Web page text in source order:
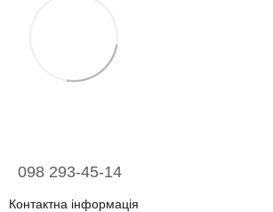
098 293-45-14
Контактна інформація